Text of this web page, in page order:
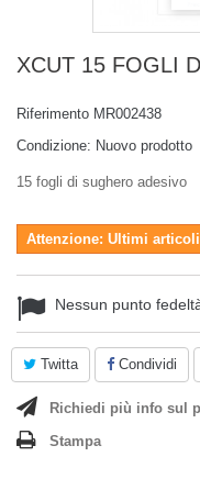
XCUT 15 FOGLI
Riferimento MR002438
Condizione: Nuovo prodotto
15 fogli di sughero adesivo
Attenzione: Ultimi
Nessun punto
Twitta Condividi
Richiedi più info sul
Stampa